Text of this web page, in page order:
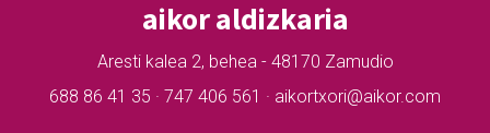
aikor aldizkaria
Aresti kalea 2, behea - 48170 Zamudio
688 86 41 35 · 747 406 561 · aikortxori@aikor.com